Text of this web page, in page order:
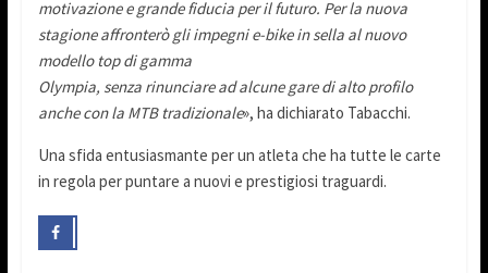
motivazione e grande fiducia per il futuro. Per la nuova
stagione affronterò gli impegni e-bike in sella al nuovo
modello top di gamma
Olympia, senza rinunciare ad alcune gare di alto profilo
anche con la MTB tradizionale», ha dichiarato Tabacchi.
Una sfida entusiasmante per un atleta che ha tutte le carte
in regola per puntare a nuovi e prestigiosi traguardi.